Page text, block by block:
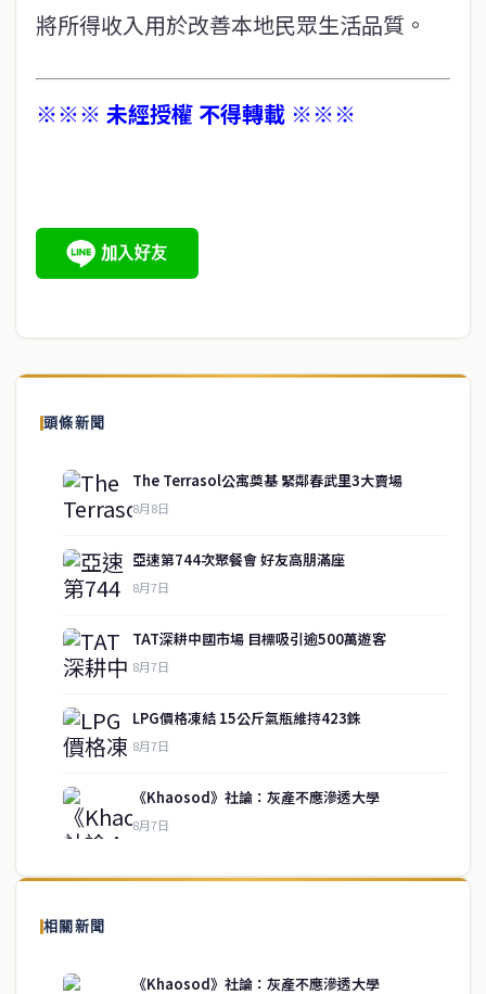
將所得收入用於改善本地民眾生活品質。
※※※ 未經授權 不得轉載 ※※※
頭條新聞
The Terrasol公寓奠基 緊鄰春武里3大賣場
8月8日
亞速第744次聚餐會 好友高朋滿座
8月7日
TAT深耕中國市場 目標吸引逾500萬遊客
8月7日
LPG價格凍結 15公斤氣瓶維持423銖
8月7日
《Khaosod》社論：灰產不應滲透大學
8月7日
相關新聞
《Khaosod》社論：灰產不應滲透大學
關於我們
泰國中文新聞（TCN）是一家總部設於曼谷的中文新聞媒體，致力於
供即時、客觀、多元的中文新聞內容。
service@thaichinesenews.com